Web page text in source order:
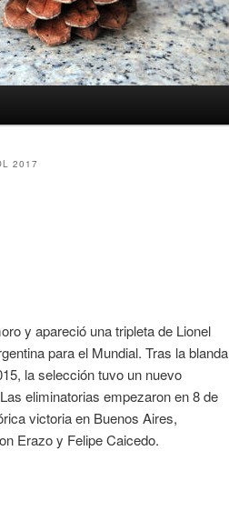
2017
y apareció una tripleta de Lionel
para el Mundial. Tras la blanda
la selección tuvo un nuevo
eliminatorias empezaron en 8 de
victoria en Buenos Aires,
Erazo y Felipe Caicedo.